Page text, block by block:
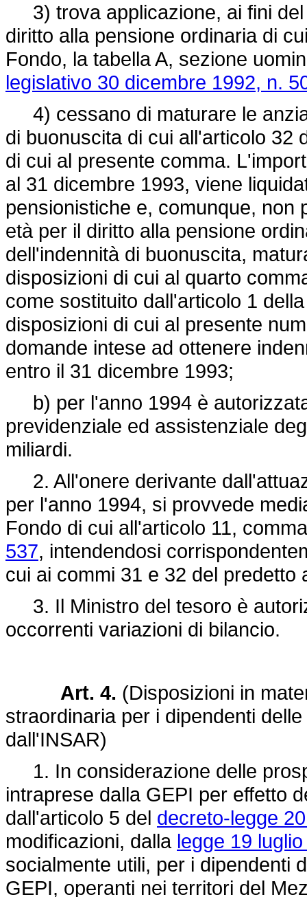
3) trova applicazione, ai fini del
diritto alla pensione ordinaria di
Fondo, la tabella A, sezione
legislativo 30 dicembre 1992, n.
4) cessano di maturare le
di buonuscita di cui all'articolo 32
di cui al presente comma.
al 31 dicembre 1993, viene
pensionistiche e, comunque, non
età per il diritto alla pensione
dell'indennità di buonuscita,
disposizioni di cui al quarto
come sostituito dall'articolo 1
disposizioni di cui al presente
domande intese ad ottenere
entro il 31 dicembre 1993;
b) per l'anno 1994 è
previdenziale ed assistenziale
miliardi.
2. All'onere derivante
per l'anno 1994, si provvede
Fondo di cui all'articolo 11,
537, intendendosi
cui ai commi 31 e 32 del predetto
3. Il Ministro del tesoro è
occorrenti variazioni di bilancio.
Art. 4. (Disposizioni in
straordinaria per i dipendenti
dall'INSAR)
1. In considerazione delle
intraprese dalla GEPI per effetto
dall'articolo 5 del decreto-legge
modificazioni, dalla legge 19
socialmente utili, per i dipendenti
GEPI, operanti nei territori del